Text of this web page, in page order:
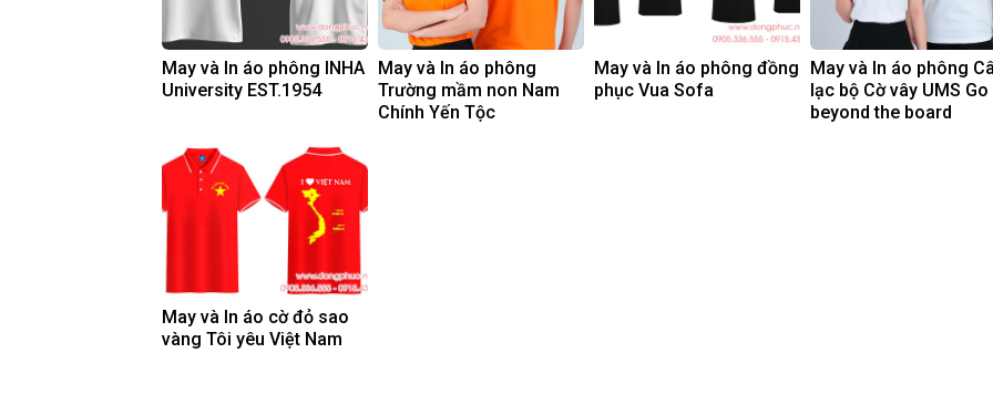
May và In áo phông INHA
University EST.1954
May và In áo phông
Trường mầm non Nam
Chính Yến Tộc
May và In áo phông đồng
phục Vua Sofa
May và In áo phông
lạc bộ Cờ vây UMS Go
beyond the board
May và In áo cờ đỏ sao
vàng Tôi yêu Việt Nam